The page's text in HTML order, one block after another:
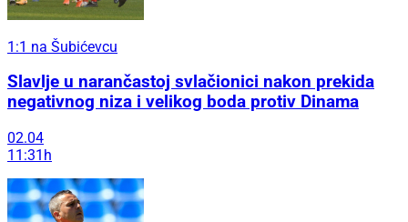
1:1 na Šubićevcu
Slavlje u narančastoj svlačionici nakon prekida
negativnog niza i velikog boda protiv Dinama
02.04
11:31h